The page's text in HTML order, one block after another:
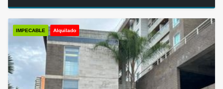
IMPECABLE Alquilado